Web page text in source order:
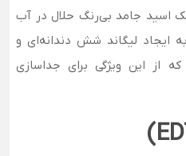
اسید جامد بی‌رنگ حلال در آب
ایجاد لیگاند شش دندانه‌ای و
از این ویژگی برای جداسازی